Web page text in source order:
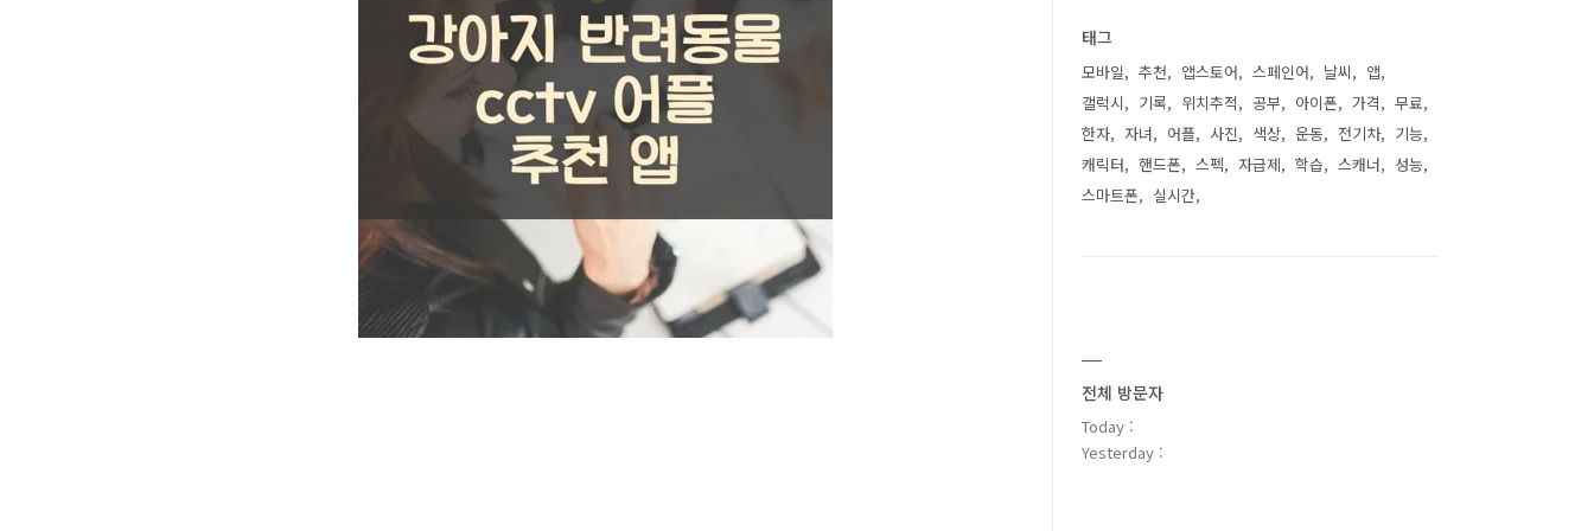
태그
모바일 추천 앱스토어 스페인어 날씨
앱
갤럭시
기록 위치추적 공부 아이폰 가격
무료
한자
자녀 어플 사진 색상 운동 전기차
기능
캐릭터
핸드폰 스펙 자급제 학습 스캐너
성능
스마트폰
실시간
전체 방문자
Today :
Yesterday :